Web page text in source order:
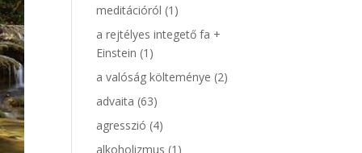
meditációról (1)
a rejtélyes integető fa +
Einstein (1)
a valóság költeménye (2)
advaita (63)
agresszió (4)
alkoholizmus (1)